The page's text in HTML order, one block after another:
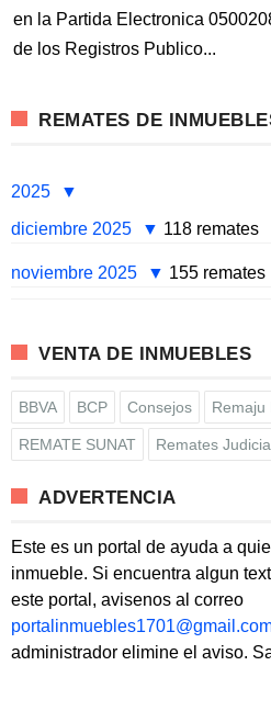
en la Partida Electronica
de los Registros Publico...
REMATES DE
2025
diciembre 2025
118 remates
noviembre 2025 155 remates
VENTA DE INMUEBLES
BBVA BCP Consejos Remaju
REMATE SUNAT Remates
ADVERTENCIA
Este es un portal de ayuda a
inmueble. Si encuentra algun
este portal, avisenos al correo
administrador elimine el aviso.